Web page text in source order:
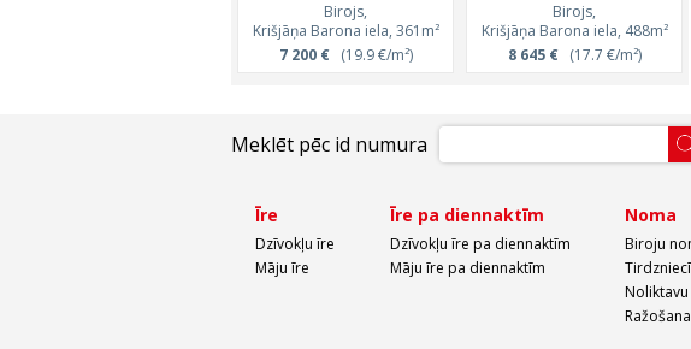
Birojs,
Krišjāņa Barona iela, 361m²
7 200 €(19.9 €/m²)
Birojs,
Krišjāņa Barona iela, 488m²
8 645 €(17.7 €/m²)
Meklēt pēc id numura
Īre
Dzīvokļu īre
Māju īre
Īre pa diennaktīm
Dzīvokļu īre pa diennaktīm
Māju īre pa diennaktīm
Noma
Biroju